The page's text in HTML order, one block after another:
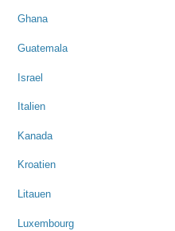
Ghana
Guatemala
Israel
Italien
Kanada
Kroatien
Litauen
Luxembourg